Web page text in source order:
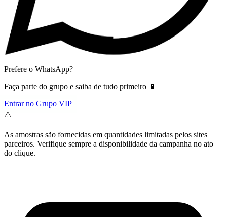
Prefere o WhatsApp?
Faça parte do grupo e saiba de tudo primeiro 📱
Entrar no Grupo VIP
⚠️
As amostras são fornecidas em quantidades limitadas pelos sites
parceiros. Verifique sempre a disponibilidade da campanha no ato
do clique.